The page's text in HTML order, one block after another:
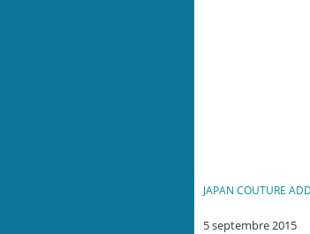
JAPAN COUTURE
5 septembre 2015